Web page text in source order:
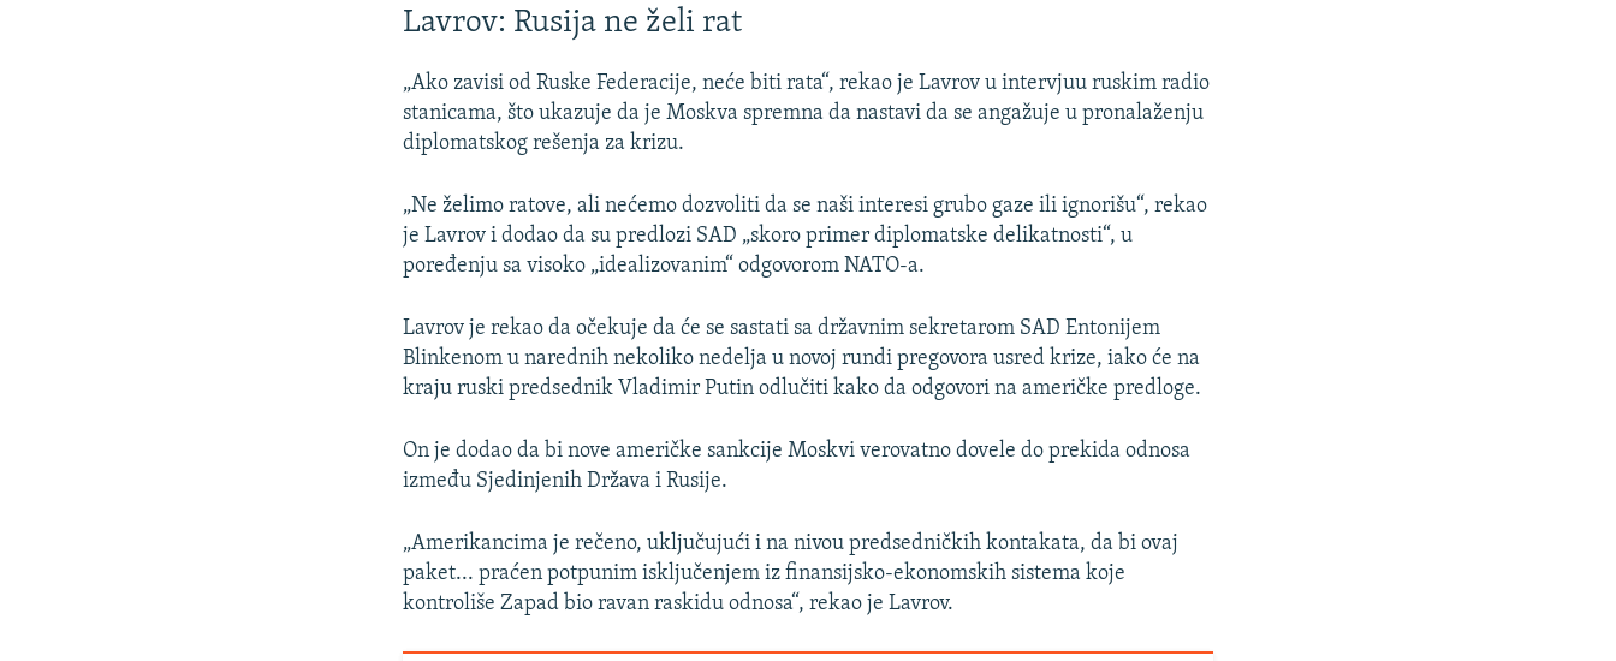
Lavrov: Rusija ne želi rat
„Ako zavisi od Ruske Federacije, neće biti rata“, rekao je Lavrov u intervjuu ruskim radio
stanicama, što ukazuje da je Moskva spremna da nastavi da se angažuje u pronalaženju
diplomatskog rešenja za krizu.
„Ne želimo ratove, ali nećemo dozvoliti da se naši interesi grubo gaze ili ignorišu“, rekao
je Lavrov i dodao da su predlozi SAD „skoro primer diplomatske delikatnosti“, u
poređenju sa visoko „idealizovanim“ odgovorom NATO-a.
Lavrov je rekao da očekuje da će se sastati sa državnim sekretarom SAD Entonijem
Blinkenom u narednih nekoliko nedelja u novoj rundi pregovora usred krize, iako će na
kraju ruski predsednik Vladimir Putin odlučiti kako da odgovori na američke predloge.
On je dodao da bi nove američke sankcije Moskvi verovatno dovele do prekida odnosa
između Sjedinjenih Država i Rusije.
„Amerikancima je rečeno, uključujući i na nivou predsedničkih kontakata, da bi ovaj
paket... praćen potpunim isključenjem iz finansijsko-ekonomskih sistema koje
kontroliše Zapad bio ravan raskidu odnosa“, rekao je Lavrov.